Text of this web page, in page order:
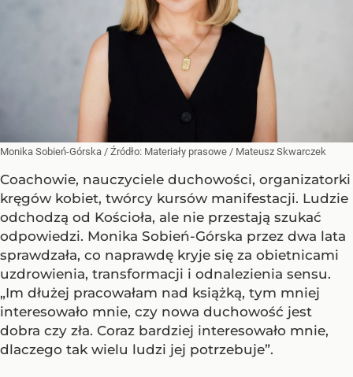
Monika Sobień-Górska / Źródło: Materiały prasowe / Mateusz Skwarczek
Coachowie, nauczyciele duchowości, organizatorki
kręgów kobiet, twórcy kursów manifestacji. Ludzie
odchodzą od Kościoła, ale nie przestają szukać
odpowiedzi. Monika Sobień-Górska przez dwa lata
sprawdzała, co naprawdę kryje się za obietnicami
uzdrowienia, transformacji i odnalezienia sensu.
„Im dłużej pracowałam nad książką, tym mniej
interesowało mnie, czy nowa duchowość jest
dobra czy zła. Coraz bardziej interesowało mnie,
dlaczego tak wielu ludzi jej potrzebuje”.